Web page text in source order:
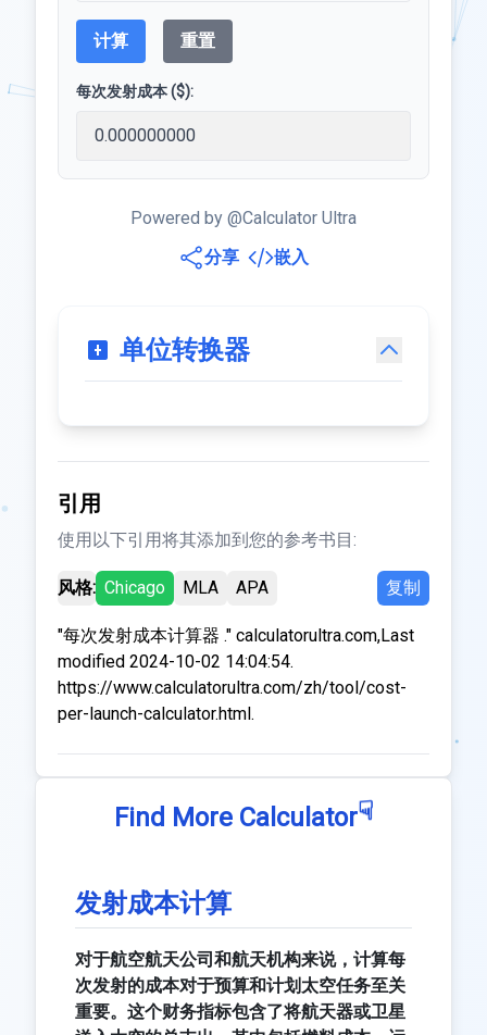
计算 重置
每次发射成本 ($):
Powered by @Calculator Ultra
分享
嵌入
单位转换器
引用
使用以下引用将其添加到您的参考书目:
风格: Chicago MLA APA 复制
"每次发射成本计算器 ." calculatorultra.com,Last
modified 2024-10-02 14:04:54.
https://www.calculatorultra.com/zh/tool/cost-
per-launch-calculator.html.
Find More Calculator☟
发射成本计算
对于航空航天公司和航天机构来说，计算每
次发射的成本对于预算和计划太空任务至关
重要。这个财务指标包含了将航天器或卫星